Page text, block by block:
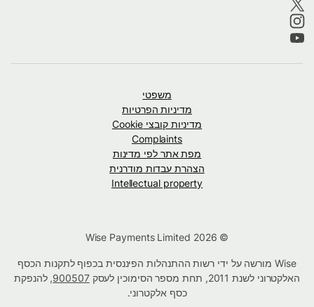
משפטי
מדיניות הפרטיות
מדיניות קובצי Cookie
Complaints
מפת אתר לפי מדינות
הצהרת עבדות מודרנית
Intellectual property
Wise מורשה על ידי רשות ההתנהלות הפיננסית בכפוף לתקנות הכסף
האלקטרוני לשנת 2011, תחת מספר הסימוכין לעסק
900507, להנפקת
כסף אלקטרוני.